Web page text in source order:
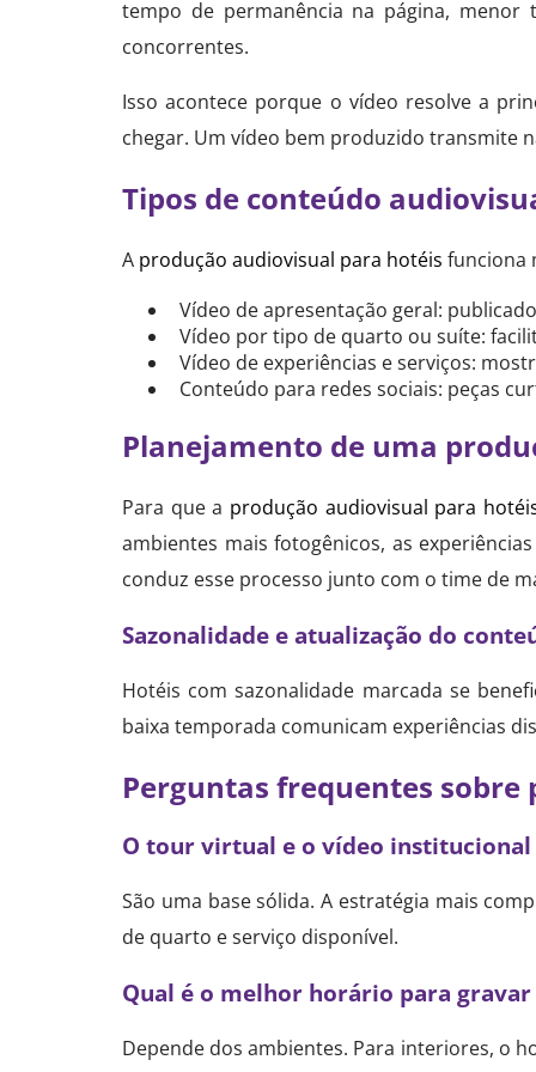
tempo de permanência na página,
concorrentes.
Isso acontece porque o vídeo resolve a
chegar. Um vídeo bem produzido transmite
Tipos de conteúdo
A produção audiovisual para hotéis funciona
Vídeo de apresentação geral:
Vídeo por tipo de quarto ou suíte:
Vídeo de experiências e serviços:
Conteúdo para redes sociais: peças
Planejamento de uma
Para que a produção audiovisual para
ambientes mais fotogênicos, as
conduz esse processo junto com o time de
Sazonalidade e atualização do
Hotéis com sazonalidade marcada se
baixa temporada comunicam experiências
Perguntas frequentes
O tour virtual e o vídeo
São uma base sólida. A estratégia mais
de quarto e serviço disponível.
Qual é o melhor horário para
Depende dos ambientes. Para interiores, o